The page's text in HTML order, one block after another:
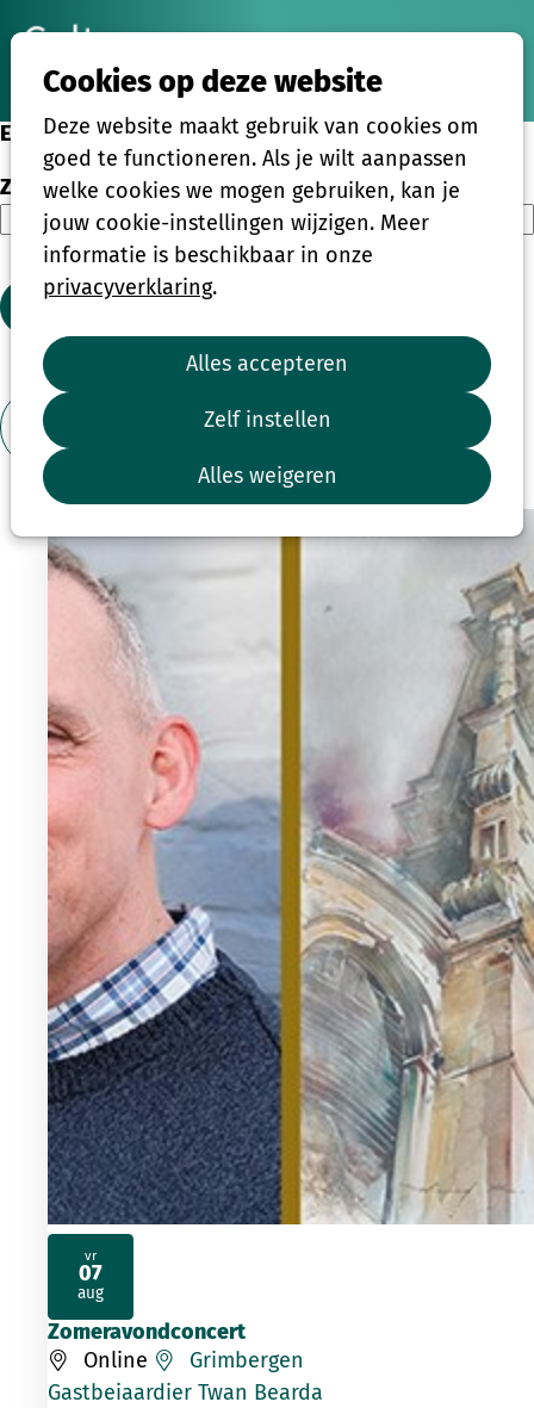
Cookies op deze website
Deze website maakt gebruik van cookies om
goed te functioneren. Als je wilt aanpassen
welke cookies we mogen gebruiken, kan je
jouw cookie-instellingen wijzigen. Meer
informatie is beschikbaar in onze
privacyverklaring.
Alles accepteren
Zelf instellen
Alles weigeren
Eenmalige activiteiten
Zoeken
Zoeken
2 3 4 ...
Zomeravondconcert
Online
Grimbergen
Gastbeiaardier Twan Bearda
vr
07
aug
2026